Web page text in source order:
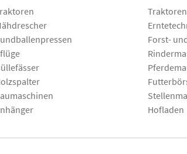
Traktoren
Forst-
Hofladen